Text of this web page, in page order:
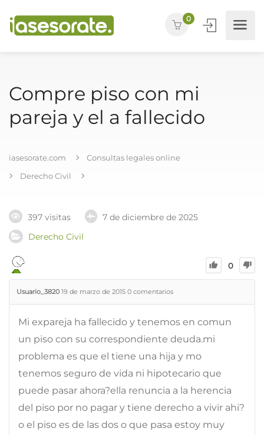
0
Compre piso con mi
pareja y el a fallecido
iasesorate.com
Consultas legales online
Derecho Civil
397 visitas
7 de diciembre de 2025
Derecho Civil
0
Usuario_3820 19 de marzo de 2015 0 comentarios
Mi expareja ha fallecido y tenemos en comun
un piso con su correspondiente deuda.mi
problema es que el tiene una hija y mo
tenemos seguro de vida ni hipotecario que
puede pasar ahora?ella renuncia a la herencia
del piso por no pagar y tiene derecho a vivir ahi?
o el piso es de las dos o que pasa estoy muy